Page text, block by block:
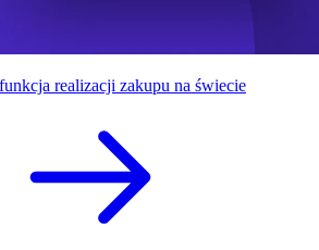
realizacji zakupu na świecie